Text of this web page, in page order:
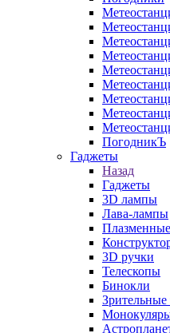
ПогодникЪ
Гаджеты
Назад
Гаджеты
3D лампы
Лава-лампы
3D ручки
Телескопы
Бинокли